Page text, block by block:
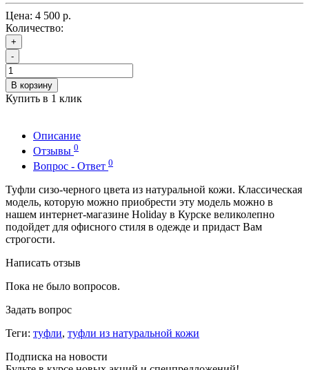
Цена: 4 500 р.
Количество:
+
-
В корзину
Купить в 1 клик
Описание
Отзывы 0
Вопрос - Ответ 0
Туфли сизо-черного цвета из натуральной кожи. Классическая
модель, которую можно приобрести эту модель можно в
нашем интернет-магазине Holiday в Курске великолепно
подойдет для офисного стиля в одежде и придаст Вам
строгости.
Написать отзыв
Пока не было вопросов.
Задать вопрос
Теги: туфли, туфли из натуральной кожи
Подписка на новости